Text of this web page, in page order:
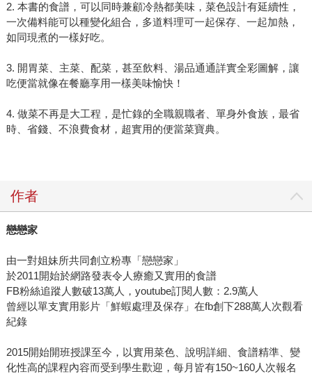
2. 本書的食譜，可以同時兼顧冷熱都美味，菜色設計有延續性，
一次備料能可以種變化組合，多道料理可一起保存、一起加熱，
如同現煮的一樣好吃。
3. 開胃菜、主菜、配菜，甚至飲料、湯品通通詳實全彩圖解，讓
吃便當就像在餐廳享用一樣美味愉快！
4. 做菜不再是大工程，是忙錄的全職親職者、單身外食族，最省
時、省錢、不浪費食材，超實用的便當菜寶典。
作者
戀戀家
由一對姐妹所共同創立粉專「戀戀家」
於2011開始於網路發表令人療癒又實用的食譜
FB粉絲追蹤人數破13萬人，youtube訂閱人數：2.9萬人
曾經以單支實用影片「鮮蝦處理及保存」在fb創下288萬人次觀看
紀錄
2015開始開班授課至今，以實用菜色、說明詳細、食譜精準、變
化性高的課程內容而受到學生歡迎，每月皆有150~160人次報名